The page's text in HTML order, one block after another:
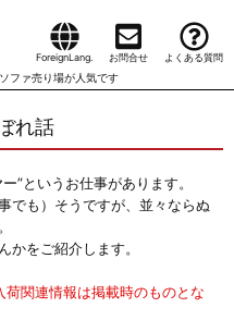
ForeignLang. お問合せ よくある質問
ソファ売り場が人気です
れ話
”というお仕事があります。
でも）そうですが、並々ならぬ
かをご紹介します。
関連情報は掲載時のものとな